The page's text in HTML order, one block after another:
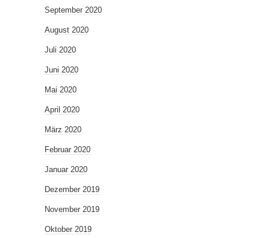
September 2020
August 2020
Juli 2020
Juni 2020
Mai 2020
April 2020
März 2020
Februar 2020
Januar 2020
Dezember 2019
November 2019
Oktober 2019